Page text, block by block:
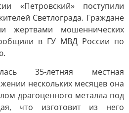
«Петровский» поступили
Светлограда. Граждане
жертвами мошеннических
в ГУ МВД России по
35-летняя местная
нескольких месяцев она
драгоценного металла под
что изготовит из него